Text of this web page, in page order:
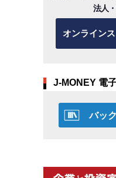
法人
オンライン
J-MONEY 電
バッ